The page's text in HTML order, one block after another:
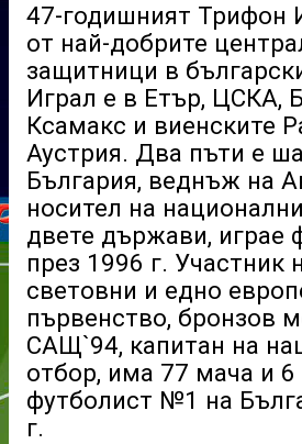
47-годишният Трифон
от най-добрите
защитници в
Играл е в Етър, ЦСКА,
Ксамакс и виенските
Аустрия. Два пъти е
България, веднъж на
носител на
двете държави, играе
през 1996 г. Участник
световни и едно
първенство, бронзов
САЩ`94, капитан на
отбор, има 77 мача и 6
футболист №1 на
г.